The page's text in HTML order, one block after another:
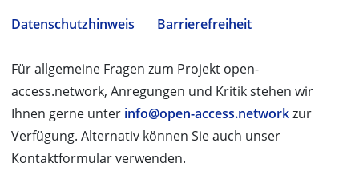
Datenschutzhinweis
Barrierefreiheit
Für allgemeine Fragen zum Projekt open-
access.network, Anregungen und Kritik stehen wir
Ihnen gerne unter info@open-access.networkzur
Verfügung. Alternativ können Sie auch unser
Kontaktformular verwenden.